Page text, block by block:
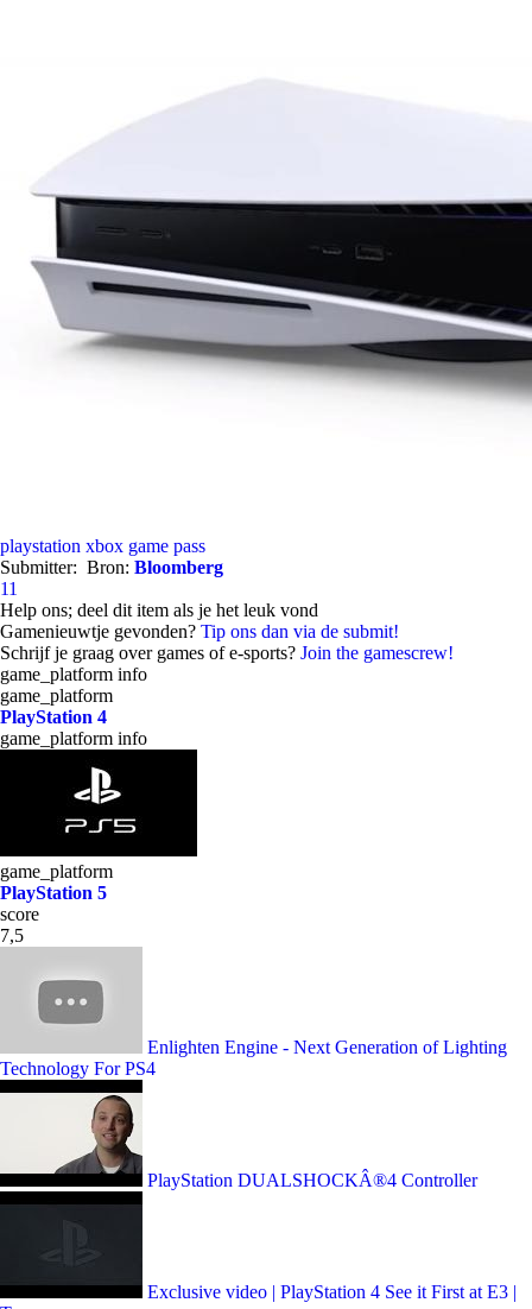
playstation xbox game pass
Submitter: Bron: Bloomberg
11
Help ons; deel dit item als je het leuk vond
Gamenieuwtje gevonden? Tip ons dan via de submit!
Schrijf je graag over games of e-sports? Join the gamescrew!
game_platform info
game_platform
PlayStation 4
game_platform info
game_platform
PlayStation 5
score
7,5
Enlighten Engine - Next Generation of Lighting
Technology For PS4
PlayStation DUALSHOCKÂ®4 Controller
Exclusive video | PlayStation 4 See it First at E3 |